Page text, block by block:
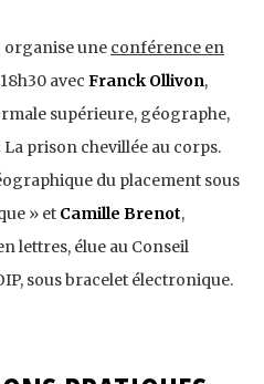
organise une conférence en
avec Franck Ollivon,
supérieure, géographe,
La prison chevillée au corps.
du placement sous
» et Camille Brenot,
lettres, élue au Conseil
sous bracelet électronique.